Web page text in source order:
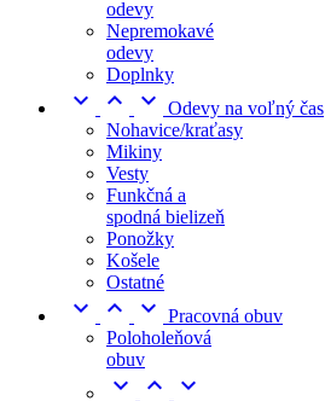
odevy
Nepremokavé
odevy
Doplnky
   Odevy na voľný čas
Nohavice/kraťasy
Mikiny
Vesty
Funkčná a
spodná bielizeň
Ponožky
Košele
Ostatné
   Pracovná obuv
Poloholeňová
obuv
  